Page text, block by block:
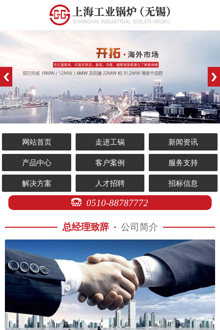
网站首页 走进工锅 新闻资讯
产品中心 客户案例 服务支持
解决方案 人才招聘 招标信息
0510-88787772
总经理致辞 公司简介